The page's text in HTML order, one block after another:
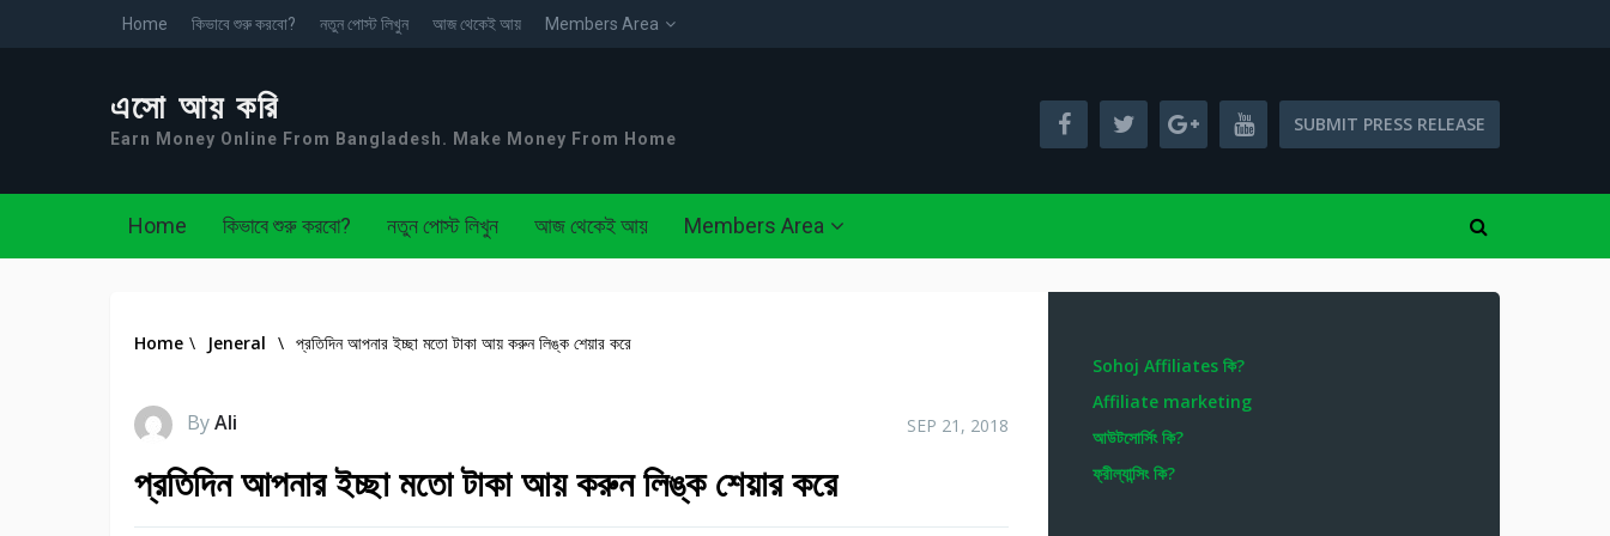
Home কিভাবে শুরু করবো? নতুন পোস্ট লিখুন আজ থেকেই আয় Members Area
এসো আয় করি
Earn Money Online From Bangladesh. Make Money From Home
SUBMIT PRESS RELEASE
Home কিভাবে শুরু করবো? নতুন পোস্ট লিখুন আজ থেকেই আয় Members Area
Home \ Jeneral \ প্রতিদিন আপনার ইচ্ছা মতো টাকা আয় করুন লিঙ্ক শেয়ার করে
ByAli SEP 21, 2018
প্রতিদিন আপনার ইচ্ছা মতো টাকা আয় করুন লিঙ্ক শেয়ার করে
Sohoj Affiliates কি?
Affiliate marketing
আউটসোর্সিং কি?
ফ্রীল্যান্সিং কি?